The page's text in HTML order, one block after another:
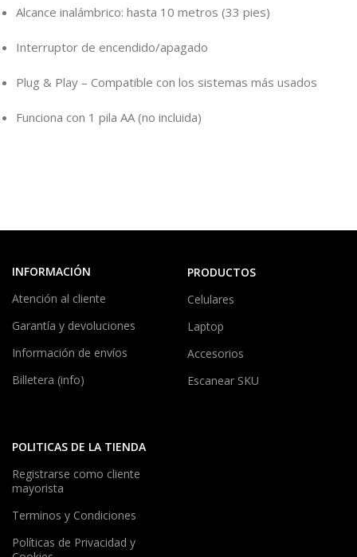
Alcance inalámbrico: hasta 10 metros (33 pies)
Interruptor de encendido/apagado
Plug & Play – Compatible con los sistemas más usados
Funciona con 1 pila AA (no incluida)
INFORMACIÓN
Atención al cliente
Garantía y devoluciones
Información de envíos
Billetera (info)
PRODUCTOS
Celulares
Laptop
Accesorios
Escanear SKU
POLITICAS DE LA TIENDA
Registrarse como cliente
mayorista
Terminos y Condiciones
Políticas de Privacidad y